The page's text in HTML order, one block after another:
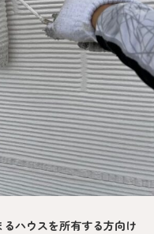
ハウスを所有する方向け